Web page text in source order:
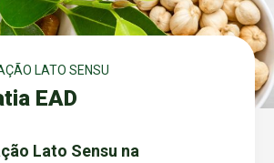
LATO SENSU
EAD
Lato Sensu na